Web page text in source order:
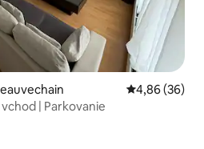
Priemerné
4,86 (36)
| Parkovanie